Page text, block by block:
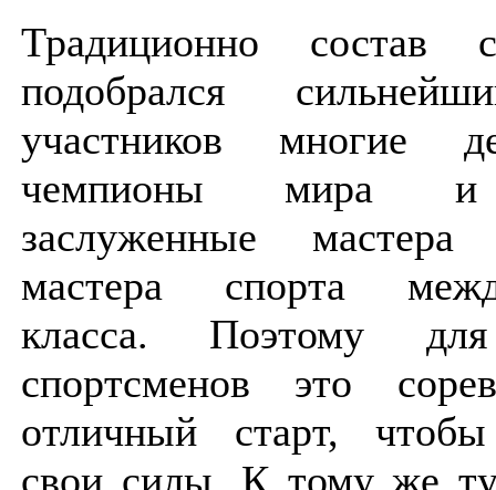
Традиционно состав
подобрался
участников многие
чемпионы мира и
заслуженные
мастера спорта
класса. Поэтому
спортсменов это
отличный старт,
свои силы. К тому же